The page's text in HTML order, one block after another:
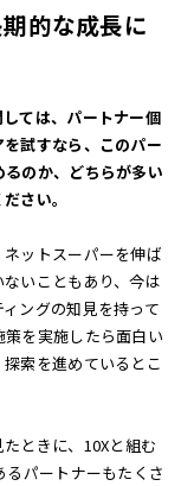
的な成長に
ては、パートナー個
試すなら、このパー
のか、どちらが多い
さい。
ネットスーパーを伸ば
いこともあり、今は
ングの知見を持って
を実施したら面白い
索を進めているとこ
ときに、10Xと組む
パートナーもたくさ